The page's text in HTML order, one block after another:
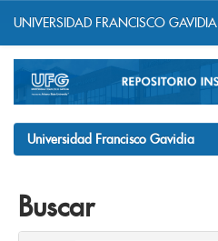
navigation
UNIVERSIDAD FRANCISCO GAVIDIA
Universidad Francisco Gavidia
Buscar